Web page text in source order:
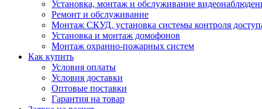
Установка, монтаж и обслуживание
Ремонт и обслуживание
Монтаж СКУД, установка системы контроля
Установка и монтаж домофонов
Монтаж охранно-пожарных систем
Как купить
Условия оплаты
Условия доставки
Оптовые поставки
Гарантия на товар